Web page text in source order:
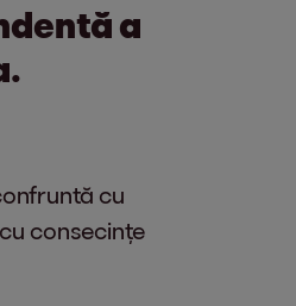
a
cu
consecințe